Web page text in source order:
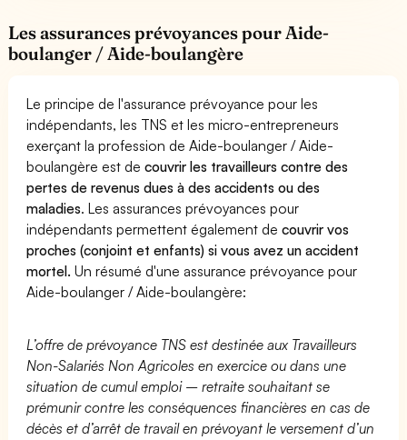
Les assurances prévoyances pour Aide-
boulanger / Aide-boulangère
Le principe de l'assurance prévoyance pour les
indépendants, les TNS et les micro-entrepreneurs
exerçant la profession de Aide-boulanger / Aide-
boulangère est decouvrir les travailleurs contre des
pertes de revenus dues à des accidents ou des
maladies. Les assurances prévoyances pour
indépendants permettent également decouvrir vos
proches (conjoint et enfants) si vous avez un accident
mortel. Un résumé d'une assurance prévoyance pour
Aide-boulanger / Aide-boulangère:
L’offre de prévoyance TNS est destinée aux Travailleurs
Non-Salariés Non Agricoles en exercice ou dans une
situation de cumul emploi – retraite souhaitant se
prémunir contre les conséquences financières en cas de
décès et d’arrêt de travail en prévoyant le versement d’un